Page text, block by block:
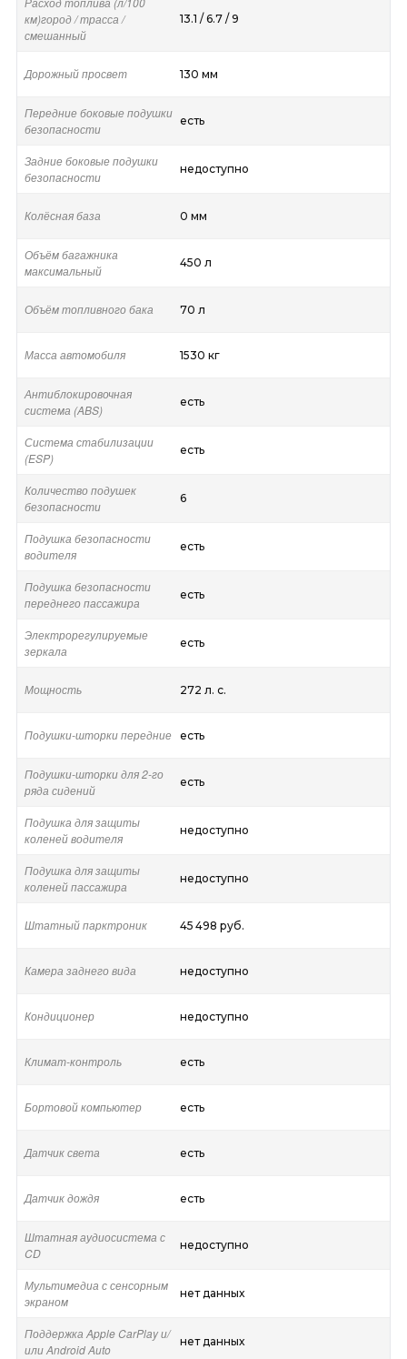
км)город / трасса /
смешанный
13.1 / 6.7 / 9
Дорожный просвет 130 мм
Передние боковые подушки
безопасности
есть
Задние боковые подушки
безопасности
недоступно
Колёсная база 0 мм
Объём багажника
максимальный
450 л
Объём топливного бака 70 л
Масса автомобиля 1530 кг
Антиблокировочная
система (ABS)
есть
Система стабилизации
(ESP)
есть
Количество подушек
безопасности
6
Подушка безопасности
водителя
есть
Подушка безопасности
переднего пассажира
есть
Электрорегулируемые
зеркала
есть
Мощность 272 л. с.
Подушки-шторки передние есть
Подушки-шторки для 2-го
ряда сидений
есть
Подушка для защиты
коленей водителя
недоступно
Подушка для защиты
коленей пассажира
недоступно
Штатный парктроник 45 498 руб.
Камера заднего вида недоступно
Кондиционер недоступно
Климат-контроль есть
Бортовой компьютер есть
Датчик света есть
Датчик дождя есть
Штатная аудиосистема с
CD
недоступно
Мультимедиа с сенсорным
экраном
нет данных
Поддержка Apple CarPlay и/
или Android Auto
нет данных